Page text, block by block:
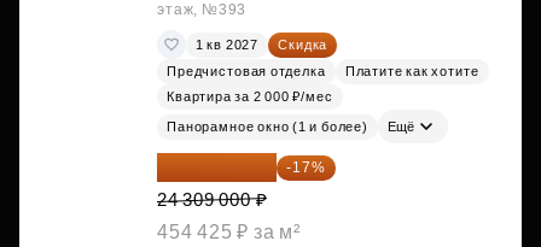
этаж, №393
1 кв 2027
Скидка
Предчистовая отделка
Платите как хотите
Квартира за 2 000 ₽/мес
Панорамное окно (1 и более) Ещё
20 176 470 ₽ -17%
24 309 000 ₽
454 425 ₽ за м²